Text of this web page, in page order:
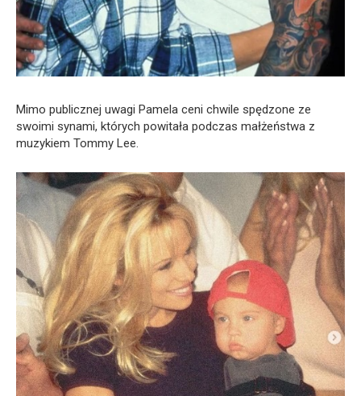
Mimo publicznej uwagi Pamela ceni chwile spędzone ze
swoimi synami, których powitała podczas małżeństwa z
muzykiem Tommy Lee.